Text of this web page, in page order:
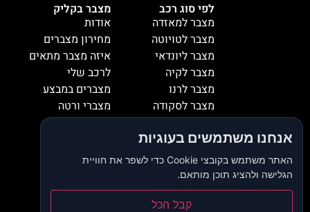
מצבר בקליק
אודות
מחירון מצברים
איזה מצבר מתאים
לרכב שלי
מצברים במבצע
מצברי ורטה
מצברי שנפ
אזורי שירות
צור קשר
לפי סוג רכב
מצבר למאזדה
מצבר לטויוטה
מצבר ליונדאי
מצבר לקיה
מצבר לרנו
מצבר לסקודה
מצבר למיציבושי
מצבר לסובארו
מצבר להונדה
מצבר לאופל
מצבר לסיאט
מצבר לאאודי
אנחנו משתמשים בעוגיות
האתר משתמש בקובצי Cookie כדי לשפר את חוויית
הגלישה ולהציג תוכן מותאם.
קבל הכל